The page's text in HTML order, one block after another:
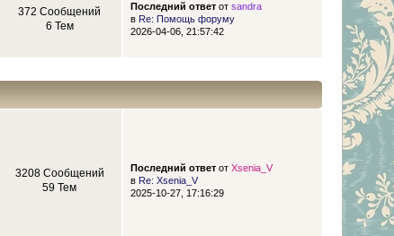
372 Сообщений
6 Тем
Последний ответот sandra
в Re: Помощь форуму
2026-04-06, 21:57:42
3208 Сообщений
59 Тем
Последний ответот Xsenia_V
в Re: Xsenia_V
2025-10-27, 17:16:29